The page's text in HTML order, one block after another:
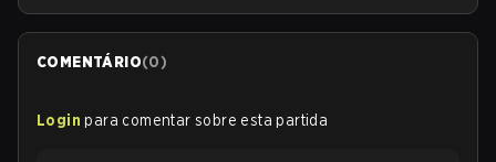
COMENTÁRIO(0)
Login para comentar sobre esta partida